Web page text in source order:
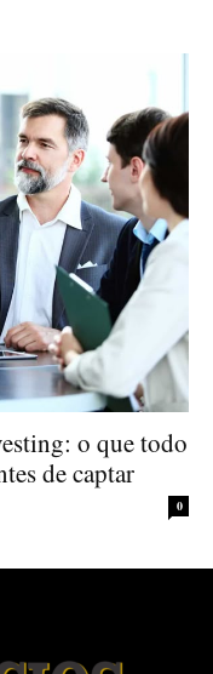
o que todo
de captar
0